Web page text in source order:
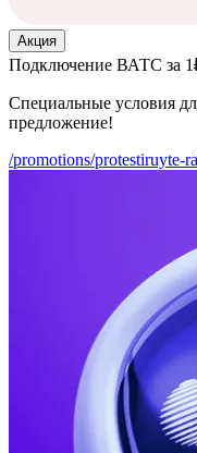
Акция
Подключение ВАТС за
Специальные условия
предложение!
/promotions/protestiruyte-